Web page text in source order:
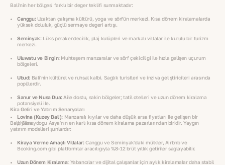
Bali'nin her bölgesi farklı bir değer teklifi sunmaktadır:
Canggu:Uzaktan çalışma kültürü, yoga ve sörfün merkezi. Kısa dönem kiralamalarda
yüksek doluluk, güçlü sermaye değeri artışı.
Seminyak:Lüks perakendecilik, plaj kulüpleri ve markalı villalar ile kurulu bir turizm
merkezi.
Uluwatu ve Bingin:Muhteşem manzaralar ve sörf çekiciliği ile hızla gelişen uçurum
bölgeleri.
Ubud: Bali'nin kültürel ve ruhsal kalbi. Sağlık turistleri ve inziva geliştiricileri arasında
popülerdir.
Sanur ve Nusa Dua:Aile dostu, sakin bölgeler; tatil otelleri ve uzun dönem kiralama
potansiyeli ile.
Lovina (Kuzey Bali): Manzaralı kıyılar ve daha düşük arsa fiyatları ile gelişen bir
piyasa.
Kira Geliri ve Yatırım Senaryoları
Bali, Güneydoğu Asya'nın en karlı kısa dönem kiralama pazarlarından biridir. Yaygın
yatırım modelleri şunlardır:
Kiraya Verme Amaçlı Villalar:Canggu ve Seminyak'daki mülkler, Airbnb ve
Booking.com gibi platformlar aracılığıyla %8–12 brüt yıllık getiriler sağlayabilir.
Uzun Dönem Kiralama: Yabancılar ve dijital çalışanlar için aylık kiralamalar daha stabil